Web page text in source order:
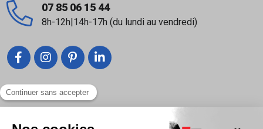
Liens utiles
Nous contacter
07 85 06 15 44
8h-12h|14h-17h (du lundi au vendredi)